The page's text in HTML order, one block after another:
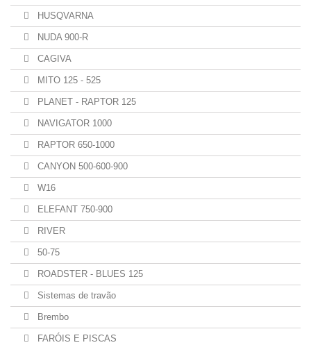
HUSQVARNA
NUDA 900-R
CAGIVA
MITO 125 - 525
PLANET - RAPTOR 125
NAVIGATOR 1000
RAPTOR 650-1000
CANYON 500-600-900
W16
ELEFANT 750-900
RIVER
50-75
ROADSTER - BLUES 125
Sistemas de travão
Brembo
FARÓIS E PISCAS